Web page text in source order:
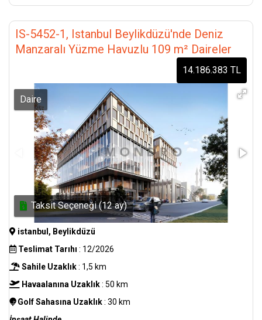
IS-5452-1, Istanbul Beylikdüzü'nde Deniz
Manzaralı Yüzme Havuzlu 109 m² Daireler
14.186.383 TL
Daire
Taksit Seçeneği (12 ay)
istanbul, Beylikdüzü
Teslimat Tarıhı : 12/2026
Sahile Uzaklık: 1,5 km
Havaalanına Uzaklık: 50 km
Golf Sahasına Uzaklık: 30 km